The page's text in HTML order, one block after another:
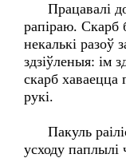
Працавалі
рапіраю. Скарб
некалькі разоў
здзіўленыя: ім
скарб хаваецца
рукі.
Пакуль
усходу паплылі